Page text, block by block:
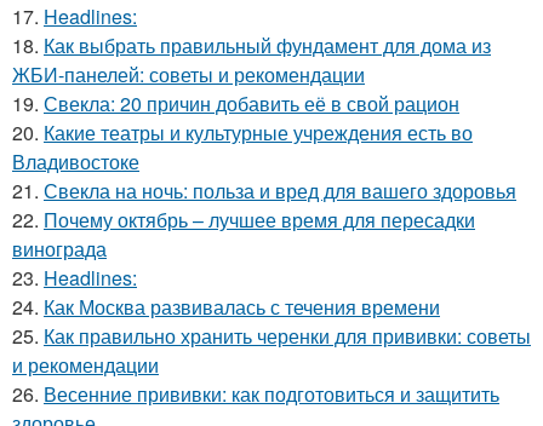
17. Headlines:
18. Как выбрать правильный фундамент для дома из
ЖБИ-панелей: советы и рекомендации
19. Свекла: 20 причин добавить её в свой рацион
20. Какие театры и культурные учреждения есть во
Владивостоке
21. Свекла на ночь: польза и вред для вашего здоровья
22. Почему октябрь – лучшее время для пересадки
винограда
23. Headlines:
24. Как Москва развивалась с течения времени
25. Как правильно хранить черенки для прививки: советы
и рекомендации
26. Весенние прививки: как подготовиться и защитить